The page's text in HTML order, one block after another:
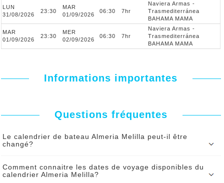
LUN
31/08/2026
23:30
MAR
01/09/2026
06:30 7hr
Naviera Armas -
Trasmediterránea
BAHAMA MAMA
MAR
01/09/2026
23:30
MER
02/09/2026
06:30 7hr
Naviera Armas -
Trasmediterránea
BAHAMA MAMA
Informations importantes
Questions fréquentes
Le calendrier de bateau Almeria Melilla peut-il être
changé?
sous certaines contraintes. En cas de changement vous serez serez
informé par SMS et par mail de tout changement d’heure de départ.
Comment connaitre les dates de voyage disponibles du
calendrier Almeria Melilla?